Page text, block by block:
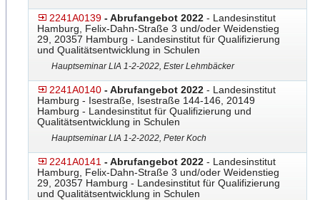
2241A0139 - Abrufangebot 2022 - Landesinstitut
Hamburg, Felix-Dahn-Straße 3 und/oder Weidenstieg
29, 20357 Hamburg - Landesinstitut für Qualifizierung
und Qualitätsentwicklung in Schulen
Hauptseminar LIA 1-2-2022, Ester Lehmbäcker
2241A0140 - Abrufangebot 2022 - Landesinstitut
Hamburg - Isestraße, Isestraße 144-146, 20149
Hamburg - Landesinstitut für Qualifizierung und
Qualitätsentwicklung in Schulen
Hauptseminar LIA 1-2-2022, Peter Koch
2241A0141 - Abrufangebot 2022 - Landesinstitut
Hamburg, Felix-Dahn-Straße 3 und/oder Weidenstieg
29, 20357 Hamburg - Landesinstitut für Qualifizierung
und Qualitätsentwicklung in Schulen